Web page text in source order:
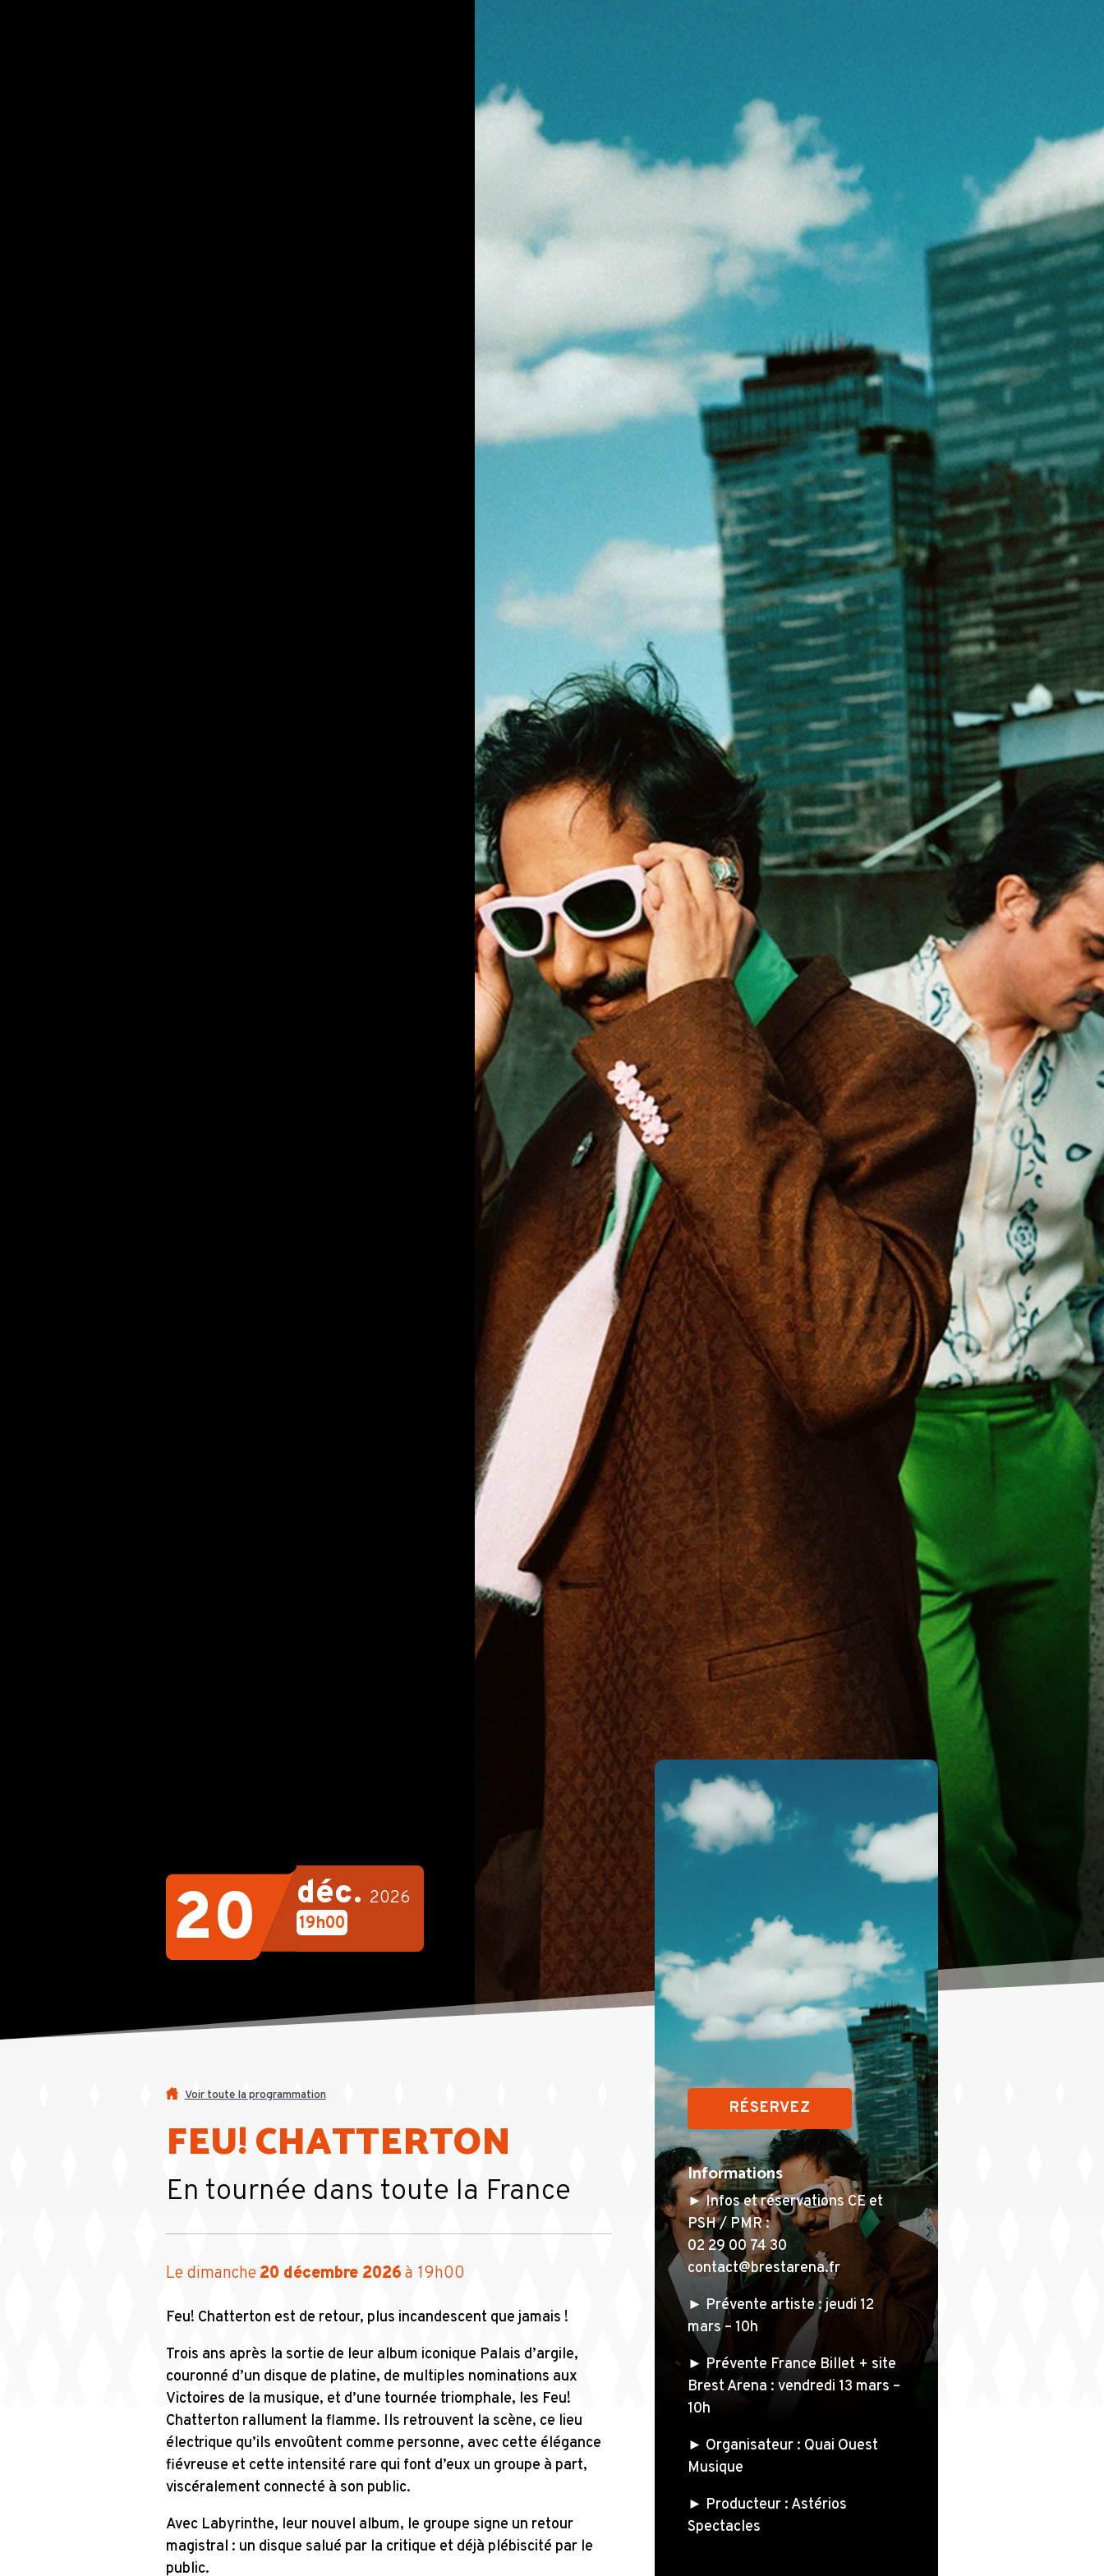
20 déc. 2026
19h00
Voir toute la programmation
FEU! CHATTERTON
En tournée dans toute la France
Le dimanche 20 décembre 2026à 19h00
Feu! Chatterton est de retour, plus incandescent que jamais !
Trois ans après la sortie de leur album iconique Palais d’argile,
couronné d’un disque de platine, de multiples nominations aux
Victoires de la musique, et d’une tournée triomphale, les Feu!
Chatterton rallument la flamme. Ils retrouvent la scène, ce lieu
électrique qu’ils envoûtent comme personne, avec cette élégance
fiévreuse et cette intensité rare qui font d’eux un groupe à part,
viscéralement connecté à son public.
Avec Labyrinthe, leur nouvel album, le groupe signe un retour
magistral : un disque salué par la critique et déjà plébiscité par le
public.
Informations
► Infos et réservations CE et
PSH / PMR :
02 29 00 74 30
contact@brestarena.fr
► Prévente artiste : jeudi 12
mars – 10h
► Prévente France Billet + site
Brest Arena : vendredi 13 mars –
10h
► Organisateur : Quai Ouest
Musique
► Producteur : Astérios
Spectacles
RÉSERVEZ